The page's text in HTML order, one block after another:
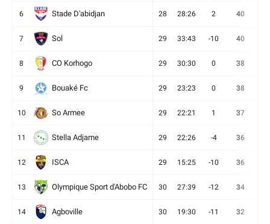
6 Stade D'abidjan 28 28:26 2 40
7 Sol 29 33:43 -10 40
8 CO Korhogo 29 30:30 0 38
9 Bouaké Fc 29 23:23 0 38
10 So Armee 29 22:21 1 37
11 Stella Adjame 29 22:26 -4 36
12 ISCA 29 15:25 -10 36
13 Olympique Sport d'Abobo FC 30 27:39 -12 34
14 Agboville 30 19:30 -11 32